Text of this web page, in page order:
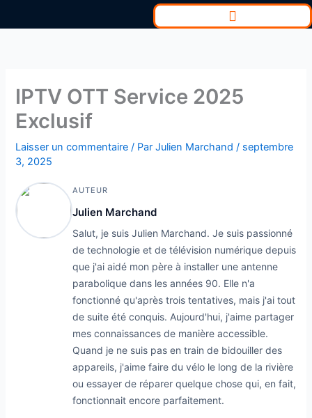
IPTV OTT Service 2025
Exclusif
Laisser un commentaire / ParJulien Marchand/ septembre
3, 2025
AUTEUR
Julien Marchand
Salut, je suis Julien Marchand. Je suis passionné
de technologie et de télévision numérique depuis
que j'ai aidé mon père à installer une antenne
parabolique dans les années 90. Elle n'a
fonctionné qu'après trois tentatives, mais j'ai tout
de suite été conquis. Aujourd'hui, j'aime partager
mes connaissances de manière accessible.
Quand je ne suis pas en train de bidouiller des
appareils, j'aime faire du vélo le long de la rivière
ou essayer de réparer quelque chose qui, en fait,
fonctionnait encore parfaitement.